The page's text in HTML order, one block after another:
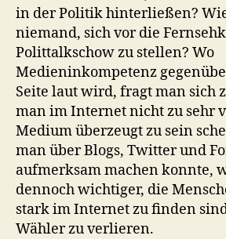
in der Politik hinterließen?
niemand, sich vor die
Polittalkschow zu stellen? Wo
Medieninkompetenz
Seite laut wird, fragt man sich
man im Internet nicht zu sehr
Medium überzeugt zu sein
man über Blogs, Twitter und
aufmerksam machen konnte,
dennoch wichtiger, die
stark im Internet zu finden
Wähler zu verlieren.